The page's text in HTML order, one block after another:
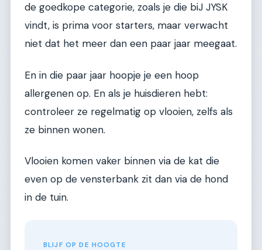
de goedkope categorie, zoals je die biJ JYSK
vindt, is prima voor starters, maar verwacht
niet dat het meer dan een paar jaar meegaat.
En in die paar jaar hoopje je een hoop
allergenen op. En als je huisdieren hebt:
controleer ze regelmatig op vlooien, zelfs als
ze binnen wonen.
Vlooien komen vaker binnen via de kat die
even op de vensterbank zit dan via de hond
in de tuin.
BLIJF OP DE HOOGTE